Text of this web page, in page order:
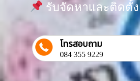
รับจัดหาและติดตั้ง
โทรสอบถาม
084 355 9229